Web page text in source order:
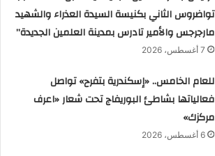
تواضروس الثاني بكنيسة السيدة العذراء والشهيد
مارجرجس والأمير تادرس بمدينة العلمين الجديدة”
7 أغسطس، 2026
للعام الخامس.. «إسكندرية بتفرح» تواصل
فعالياتها بشاطئ البوريفاج تحت شعار «اعرف
مركزك»
6 أغسطس، 2026